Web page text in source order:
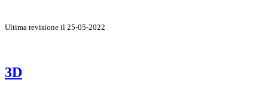
Ultima revisione il 25-05-2022
3D